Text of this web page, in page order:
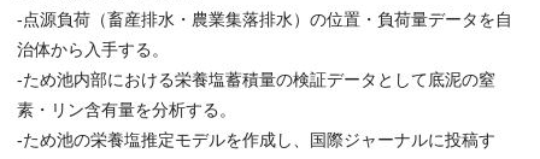
-点源負荷（畜産排水・農業集落排水）の位置・負荷量データを自
治体から入手する。
-ため池内部における栄養塩蓄積量の検証データとして底泥の窒
素・リン含有量を分析する。
-ため池の栄養塩推定モデルを作成し、国際ジャーナルに投稿す